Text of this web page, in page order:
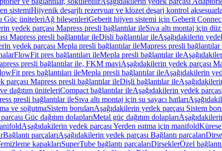
sistemiHijyenik deşarjlı rezervuar ve klozet deşarj kontrol
Güç üniteleriAğ bileşenleriGeberit hijyen sistemi için Geberit Connect
yedek parçası Mapress presli bağlantılar ileSıva altı montaj için
Mapress presli bağlantılar ileDişli bağlantılar ileAşağıdakilerin
yedek parçası Mepla presli bağlantılar ileMapress presli
FlowFit pres bağlantıları ileMepla presli bağlantılar ile
presli bağlantılar ile, FKM maviAşağıdakilerin yedek parçası
pres bağlantıları ileMepla presli bağlantılar ileAşağıdakilerin
parçası Mapress presli bağlantılar ileDişli bağlantılar ile
dağıtım üniteleriCompact bağlantılar ileAşağıdakilerin yedek
presli bağlantılar ileSıva altı montaj için su sayacı hatları
ve soğutmaSistem borularıAşağıdakilerin yedek parçası Sistem
Güç dağıtım dolaplarıMetal güç dağıtım dolapları
Aşağıdakilerin yedek parçası Yerden ısıtma için manifold
Bağlantı parçalarıAşağıdakilerin yedek parçası Bağlantı parçaları
kapaklarıSuperTube bağlantı parçalarıDirseklerÖzel